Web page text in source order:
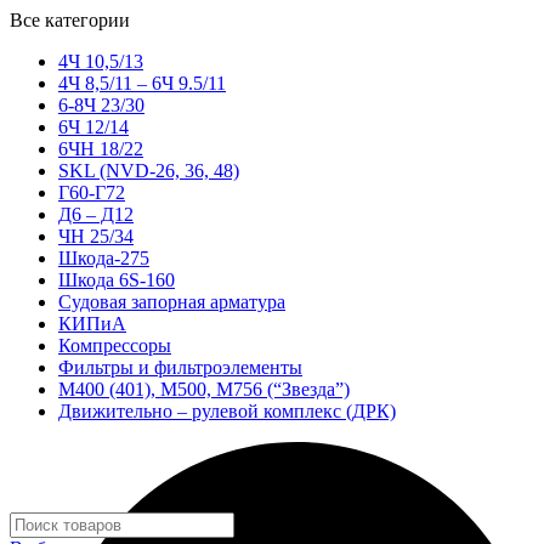
Все категории
4Ч 10,5/13
4Ч 8,5/11 – 6Ч 9.5/11
6-8Ч 23/30
6Ч 12/14
6ЧН 18/22
SKL (NVD-26, 36, 48)
Г60-Г72
Д6 – Д12
ЧН 25/34
Шкода-275
Шкода 6S-160
Судовая запорная арматура
КИПиА
Компрессоры
Фильтры и фильтроэлементы
М400 (401), М500, М756 (“Звезда”)
Движительно – рулевой комплекс (ДРК)